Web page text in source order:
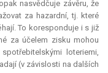
nasvědčuje závěru, že
za hazardní, tj. které
To koresponduje i s již
za účelem zisku mohou
loteriemi,
(v závislosti na dalších